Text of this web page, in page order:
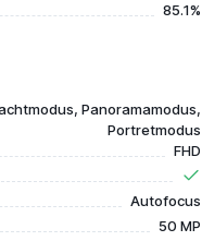
85.1%
Panoramamodus,
Portretmodus
FHD
Autofocus
50 MP